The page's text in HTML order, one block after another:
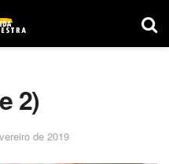
2)
de 2019